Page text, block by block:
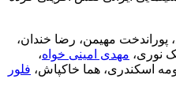
پوراندخت مهیمن، رضا خندان،
نوری، مهدی امینی خواه،
اسکندری، هما خاکپاش، فلور